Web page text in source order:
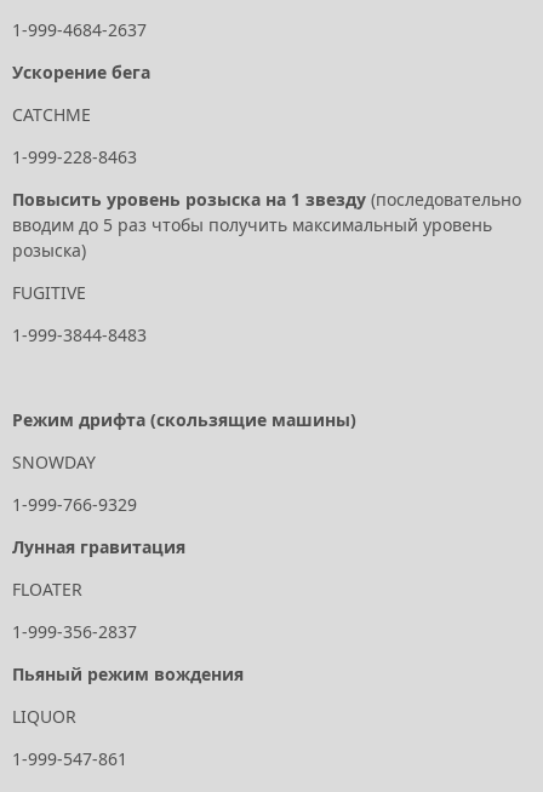
1-999-4684-2637
Ускорение бега
CATCHME
1-999-228-8463
Повысить уровень розыска на 1 звезду (последовательно
вводим до 5 раз чтобы получить максимальный уровень
розыска)
FUGITIVE
1-999-3844-8483
Режим дрифта (скользящие машины)
SNOWDAY
1-999-766-9329
Лунная гравитация
FLOATER
1-999-356-2837
Пьяный режим вождения
LIQUOR
1-999-547-861